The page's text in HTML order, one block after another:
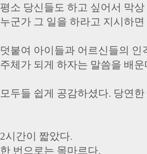
평소 당신들도 하고 싶어서 막
누군가 그 일을 하라고 지시하
덧붙여 아이들과 어르신들의 인
주체가 되게 하자는 말씀을 배
모두들 쉽게 공감하셨다. 당연
2시간이 짧았다.
한 번으로는 목마르다.